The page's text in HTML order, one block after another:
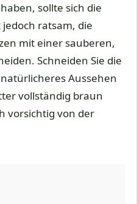
sollte sich die
ratsam, die
mit einer sauberen,
Schneiden Sie die
Aussehen
vollständig braun
vorsichtig von der